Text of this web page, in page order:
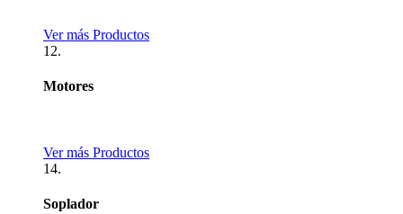
Ver más Productos
12.
Motores
Ver más Productos
14.
Soplador